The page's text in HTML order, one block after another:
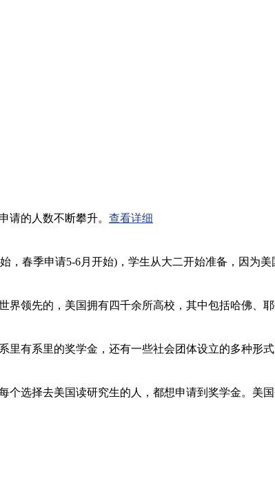
请的人数不断攀升。 查看详细
，春季申请5-6月开始)，学生从大二开始准备，因为
界领先的，美国拥有四千余所高校，其中包括哈佛、
里有系里的奖学金，还有一些社会团体设立的多种形
个选择去美国读研究生的人，都想申请到奖学金。美